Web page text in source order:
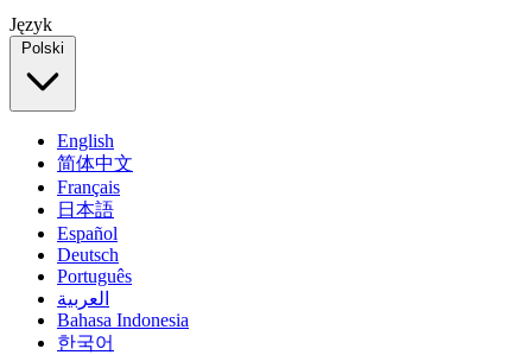
Język
Polski
English
简体中文
Français
日本語
Español
Deutsch
Português
العربية
Bahasa Indonesia
한국어